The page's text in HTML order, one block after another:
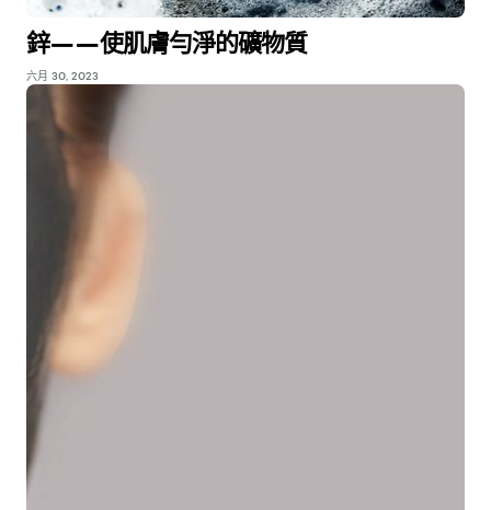
鋅——使肌膚勻淨的礦物質
六月 30, 2023